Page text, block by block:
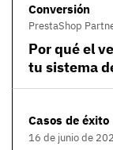
Conversión
PrestaShop
Por qué el
tu sistema
Casos de éxito
16 de junio de